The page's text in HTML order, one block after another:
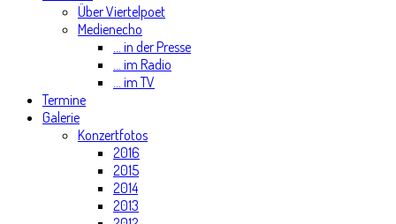
Über Viertelpoet
Medienecho
... in der Presse
... im Radio
... im TV
Termine
Galerie
Konzertfotos
2016
2015
2014
2013